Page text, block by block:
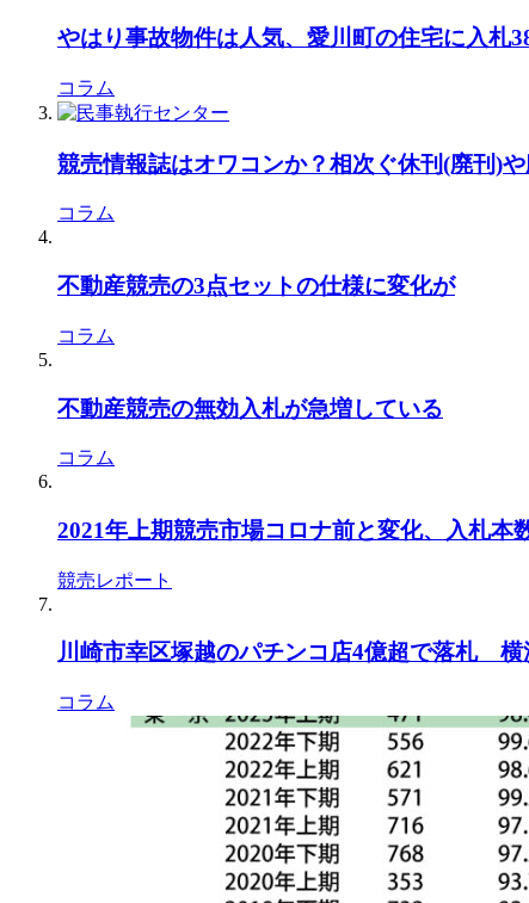
やはり事故物件は人気、愛川町の住宅に入
コラム
競売情報誌はオワコンか？相次ぐ休刊(廃刊)
コラム
不動産競売の3点セットの仕様に変化が
コラム
不動産競売の無効入札が急増している
コラム
2021年上期競売市場コロナ前と変化、入札本
競売レポート
川崎市幸区塚越のパチンコ店4億超で落札 横
コラム